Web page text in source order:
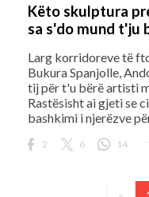
Këto skulptura
sa s'do mund t'ju
Larg korridoreve të
Bukura Spanjolle,
tij për t'u bërë artisti
Rastësisht ai gjeti se
bashkimi i njerëzve
2 6 14